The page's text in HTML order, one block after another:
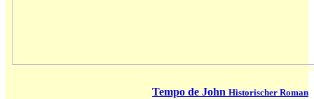
Tempo de John Historischer Roman